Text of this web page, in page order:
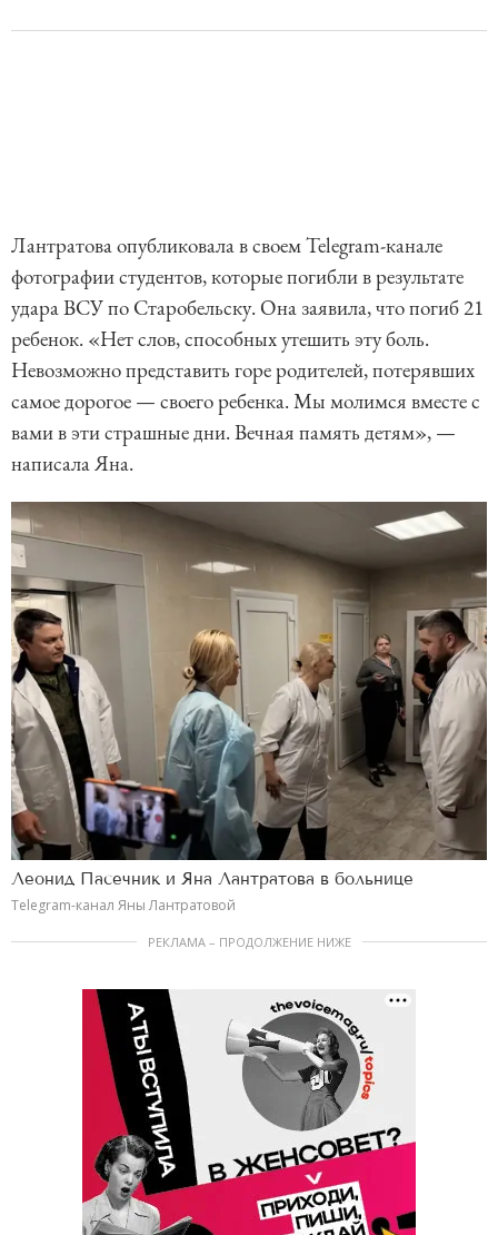
Лантратова опубликовала в своем Telegram-канале
фотографии студентов, которые погибли в результате
удара ВСУ по Старобельску. Она заявила, что погиб 21
ребенок. «Нет слов, способных утешить эту боль.
Невозможно представить горе родителей, потерявших
самое дорогое — своего ребенка. Мы молимся вместе с
вами в эти страшные дни. Вечная память детям», —
написала Яна.
Леонид Пасечник и Яна Лантратова в больнице
Telegram-канал Яны Лантратовой
РЕКЛАМА – ПРОДОЛЖЕНИЕ НИЖЕ